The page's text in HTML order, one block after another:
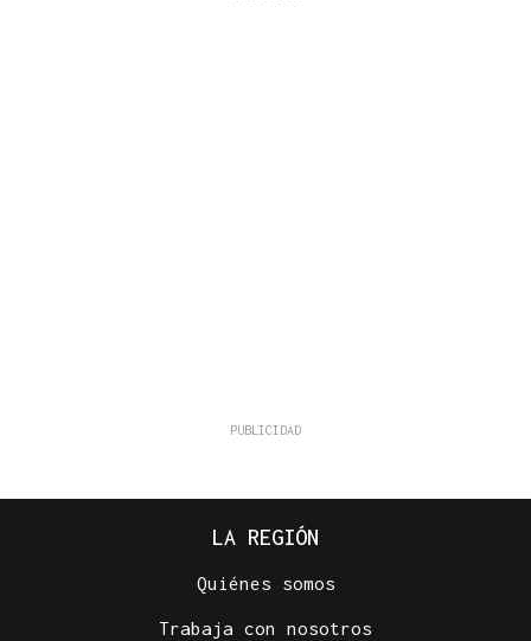
LA REGIÓN
Quiénes somos
Trabaja con nosotros